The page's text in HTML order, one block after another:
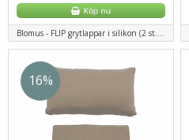
Blomus - FLIP grytlappar i silikon (2 st.) - benvit
16%